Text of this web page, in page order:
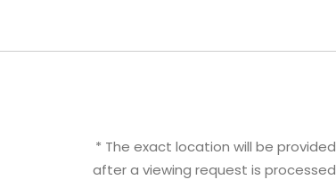
* The exact location will be provided
after a viewing request is processed